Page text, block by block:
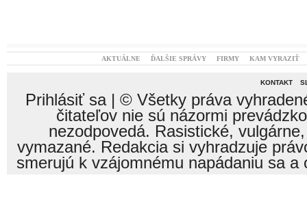
AKTUÁLNE ĎALŠIE SPRÁVY FIRMY KAM VYRAZIŤ
KONTAKT
Prihlásiť sa| © Všetky práva
čitateľov nie sú názormi
nezodpovedá. Rasistické,
vymazané. Redakcia si vyhradzuje
smerujú k vzájomnému napádaniu sa